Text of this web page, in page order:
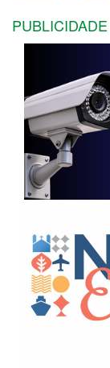
PUBLICIDADE